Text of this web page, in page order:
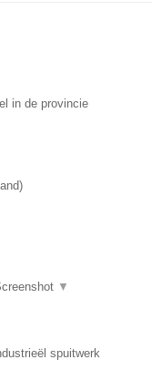
in de provincie
)
▼
spuitwerk